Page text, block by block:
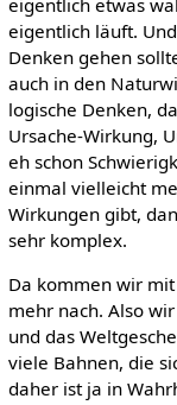
eigentlich läuft.
Denken gehen
auch in den
logische Denken,
Ursache-Wirkung,
eh schon
einmal vielleicht
Wirkungen gibt,
sehr komplex.
Da kommen wir
mehr nach. Also
und das
viele Bahnen, die
daher ist ja in